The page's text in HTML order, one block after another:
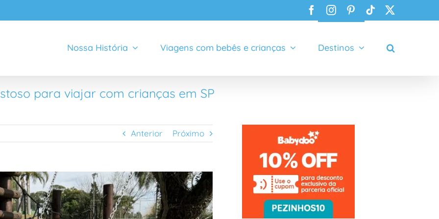
Facebook
InstagramPinterest
Tiktok
Nossa História Viagens com bebês e crianças Destinos
para viajar com crianças em SP
Anterior Próximo